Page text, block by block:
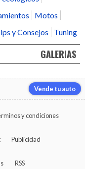
Motos
y Consejos Tuning
GALERIAS
Vende tu auto
y condiciones
Publicidad
RSS